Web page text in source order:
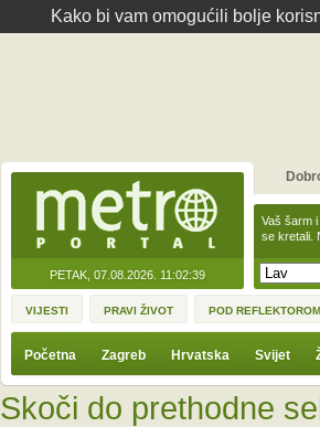
Kako bi vam omogućili bolje
PETAK, 07.08.2026. 11:02:39
Vaš šarm
se kretali.
VIJESTI PRAVI ŽIVOT POD REFLEKTOROM
Početna Zagreb Hrvatska Svijet
Skoči do prethodne